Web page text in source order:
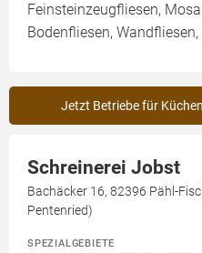
Feinsteinzeugfliesen,
Bodenfliesen,
Jetzt Betriebe für
Schreinerei Jobst
Bachäcker 16, 82396 Pähl-
Pentenried)
SPEZIALGEBIETE